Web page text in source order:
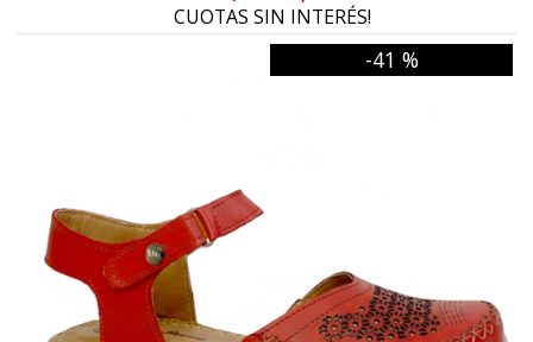
TRANSPARENTE
BORDO BRONCE
MILITAR CUOIO
WHISKY
CUOTAS SIN INTERÉS!
-41 %